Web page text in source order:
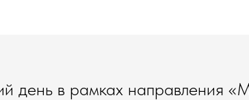
день в рамках направления